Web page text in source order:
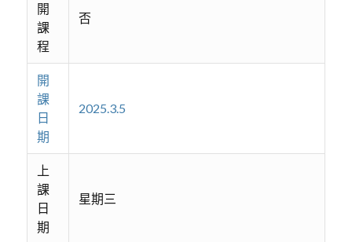
開
課
程
否
開
課
日
期
2025.3.5
上
課
日
期
星期三